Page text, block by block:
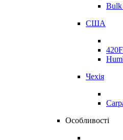
Bulk
США
Чехія
Особливості